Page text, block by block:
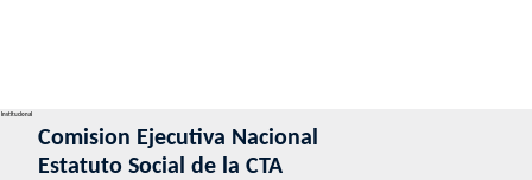
Institucional
Comision Ejecutiva Nacional
Estatuto Social de la CTA